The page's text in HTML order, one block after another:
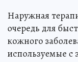
Наружная
очередь для
кожного
используемые с